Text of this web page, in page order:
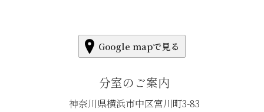
Google mapで見る
分室のご案内
神奈川県横浜市中区宮川町3-83